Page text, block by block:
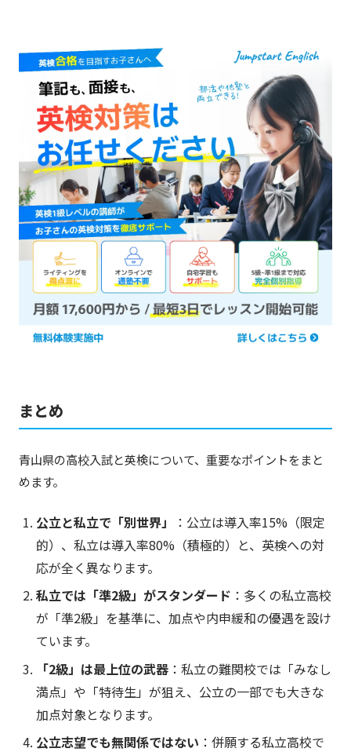
まとめ
青山県の高校入試と英検について、重要なポイントをまと
めます。
公立と私立で「別世界」
：公立は導入率15%（限定
的）、私立は導入率80%（積極的）と、英検への対
応が全く異なります。
私立では「準2級」がスタンダード ：多くの私立高校
が「準2級」を基準に、加点や内申緩和の優遇を設け
ています。
「2級」は最上位の武器 ：私立の難関校では「みなし
満点」や「特待生」が狙え、公立の一部でも大きな
加点対象となります。
公立志望でも無関係ではない ：併願する私立高校で